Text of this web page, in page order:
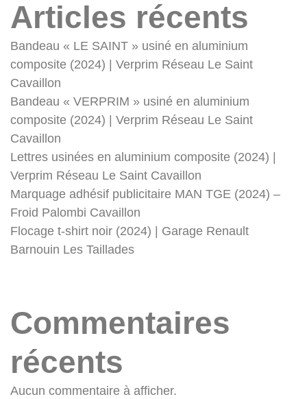
Articles récents
Bandeau « LE SAINT » usiné en aluminium
composite (2024) | Verprim Réseau Le Saint
Cavaillon
Bandeau « VERPRIM » usiné en aluminium
composite (2024) | Verprim Réseau Le Saint
Cavaillon
Lettres usinées en aluminium composite (2024) |
Verprim Réseau Le Saint Cavaillon
Marquage adhésif publicitaire MAN TGE (2024) –
Froid Palombi Cavaillon
Flocage t-shirt noir (2024) | Garage Renault
Barnouin Les Taillades
Commentaires
récents
Aucun commentaire à afficher.